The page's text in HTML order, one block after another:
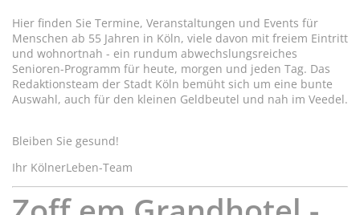
Hier finden Sie Termine, Veranstaltungen und Events für
Menschen ab 55 Jahren in Köln, viele davon mit freiem Eintritt
und wohnortnah - ein rundum abwechslungsreiches
Senioren-Programm für heute, morgen und jeden Tag. Das
Redaktionsteam der Stadt Köln bemüht sich um eine bunte
Auswahl, auch für den kleinen Geldbeutel und nah im Veedel.
Bleiben Sie gesund!
Ihr KölnerLeben-Team